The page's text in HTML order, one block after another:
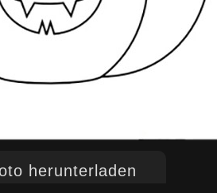
herunterladen